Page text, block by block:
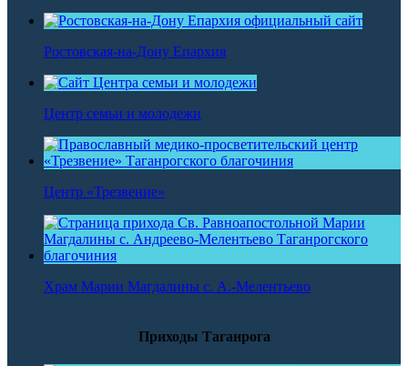
Ростовская-на-Дону Епархия
Центр семьи и молодежи
Центр «Трезвение»
Храм Марии Магдалины с. А.-Мелентьево
Приходы Таганрога